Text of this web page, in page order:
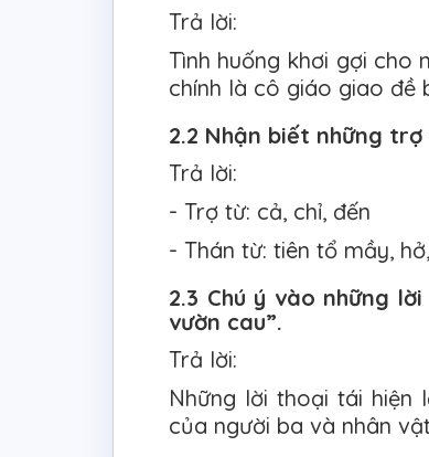
Trả lời:
Tình huống khơi gợi cho
chính là cô giáo giao đề
2.2 Nhận biết những
Trả lời:
- Trợ từ: cả, chỉ, đến
- Thán từ: tiên tổ mầy,
2.3 Chú ý vào những
vườn cau”.
Trả lời:
Những lời thoại tái hiện
của người ba và nhân